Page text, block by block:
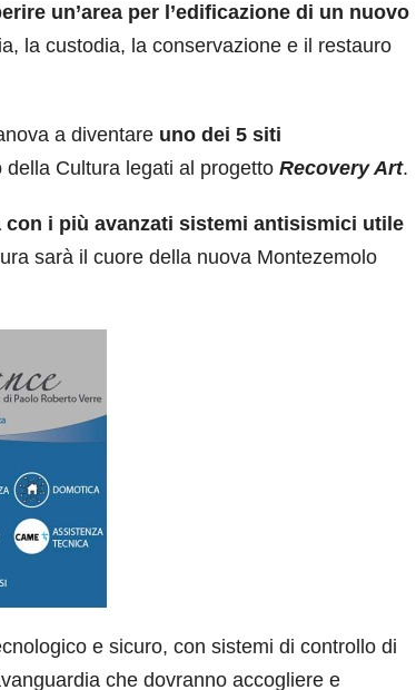
un’area per l’edificazione di un nuovo
la custodia, la conservazione e il restauro
a diventare uno dei 5 siti
Cultura legati al progetto Recovery Art.
i più avanzati sistemi antisismici utile
sarà il cuore della nuova Montezemolo
e sicuro, con sistemi di controllo di
che dovranno accogliere e